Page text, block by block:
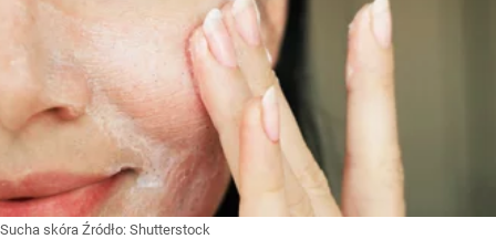
Sucha skóra Źródło: Shutterstock